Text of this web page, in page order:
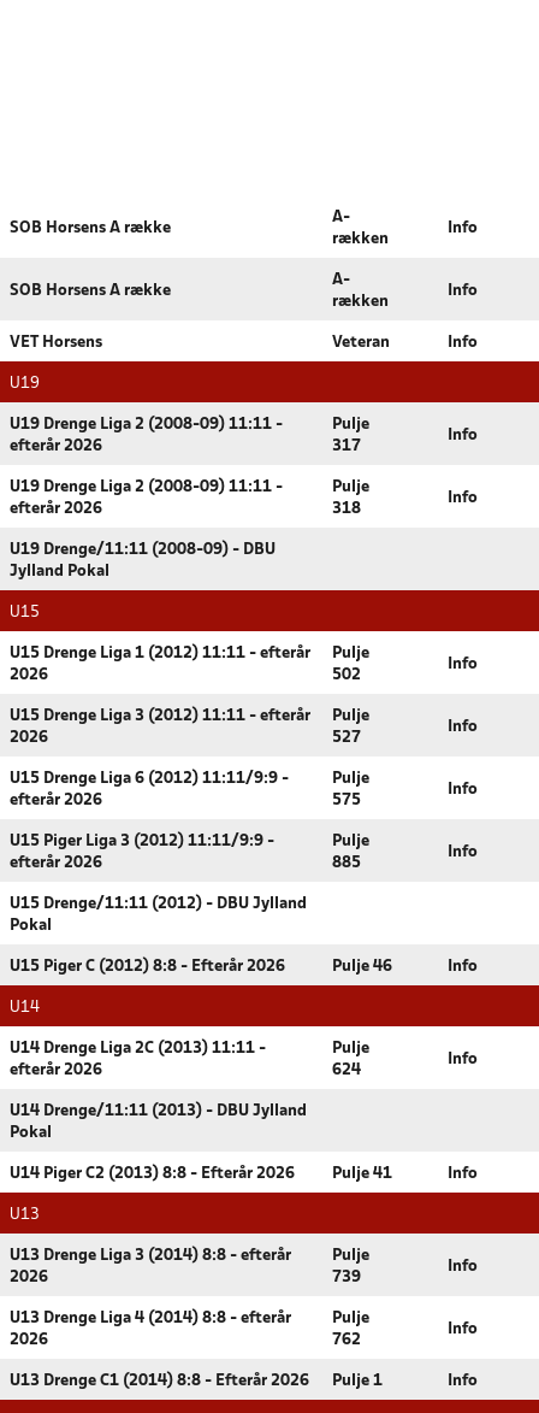
SOB Horsens A række
A-
rækken
Info
SOB Horsens A række
A-
rækken
Info
VET Horsens Veteran Info
U19
U19 Drenge Liga 2 (2008-09) 11:11 -
efterår 2026
Pulje
317
Info
U19 Drenge Liga 2 (2008-09) 11:11 -
efterår 2026
Pulje
318
Info
U19 Drenge/11:11 (2008-09) - DBU
Jylland Pokal
U15
U15 Drenge Liga 1 (2012) 11:11 - efterår
2026
Pulje
502
Info
U15 Drenge Liga 3 (2012) 11:11 - efterår
2026
Pulje
527
Info
U15 Drenge Liga 6 (2012) 11:11/9:9 -
efterår 2026
Pulje
575
Info
U15 Piger Liga 3 (2012) 11:11/9:9 -
efterår 2026
Pulje
885
Info
U15 Drenge/11:11 (2012) - DBU Jylland
Pokal
U15 Piger C (2012) 8:8 - Efterår 2026 Pulje 46 Info
U14
U14 Drenge Liga 2C (2013) 11:11 -
efterår 2026
Pulje
624
Info
U14 Drenge/11:11 (2013) - DBU Jylland
Pokal
U14 Piger C2 (2013) 8:8 - Efterår 2026 Pulje 41 Info
U13
U13 Drenge Liga 3 (2014) 8:8 - efterår
2026
Pulje
739
Info
U13 Drenge Liga 4 (2014) 8:8 - efterår
2026
Pulje
762
Info
U13 Drenge C1 (2014) 8:8 - Efterår 2026 Pulje 1 Info